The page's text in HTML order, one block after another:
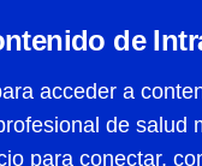
de
acceder a
de salud
para conectar,